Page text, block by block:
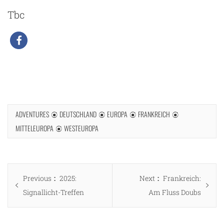
Tbc
ADVENTURES DEUTSCHLAND EUROPA
FRANKREICH
MITTELEUROPA
WESTEUROPA
Beitragsnavigation
Previous
Previous
post:
2025:
Signallicht-Treffen
Next
Next
post:
Frankreich:
Am Fluss Doubs